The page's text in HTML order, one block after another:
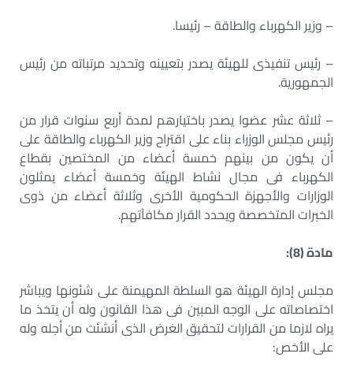
– وزير الكهرباء والطاقة – رئيسا.
– رئيس تنفيذى للهيئة يصدر بتعيينه وتحديد مرتباته من رئيس
الجمهورية.
– ثلاثة عشر عضوا يصدر باختيارهم لمدة أربع سنوات قرار من
رئيس مجلس الوزراء بناء على اقتراح وزير الكهرباء والطاقة على
أن يكون من بينهم خمسة أعضاء من المختصين بقطاع
الكهرباء فى مجال نشاط الهيئة وخمسة أعضاء يمثلون
الوزارات والأجهزة الحكومية الأخرى وثلاثة أعضاء من ذوى
الخبرات المتخصصة ويحدد القرار مكافآتهم.
مادة (8):
مجلس إدارة الهيئة هو السلطة المهيمنة على شئونها ويباشر
اختصاصاته على الوجه المبين فى هذا القانون وله أن يتخذ ما
يراه لازما من القرارات لتحقيق الغرض الذى أنشئت من أجله وله
على الأخص: